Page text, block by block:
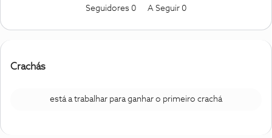
Seguidores 0 A Seguir 0
Crachás
está a trabalhar para ganhar o primeiro crachá